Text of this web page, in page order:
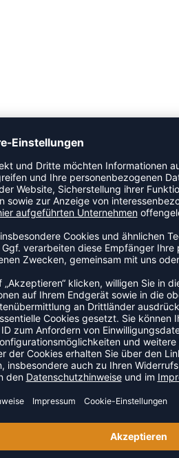
Materialmix aus Canvas und
an der Seite des
Solltest du zwischen zwei Größen
ZULETZT
AUS DER
NEW
-15%